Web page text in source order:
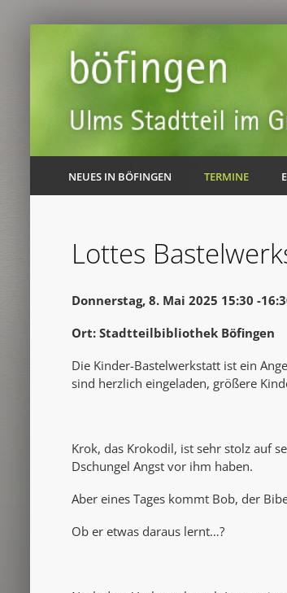
NEUES IN BÖFINGEN TERMINE
Lottes
Donnerstag, 8. Mai 2025 15:30 -
Ort: Stadtteilbibliothek Böfingen
Die Kinder-Bastelwerkstatt ist ein
sind herzlich eingeladen, größere
Krok, das Krokodil, ist sehr stolz auf
Dschungel Angst vor ihm haben.
Aber eines Tages kommt Bob, der
Ob er etwas daraus lernt…?